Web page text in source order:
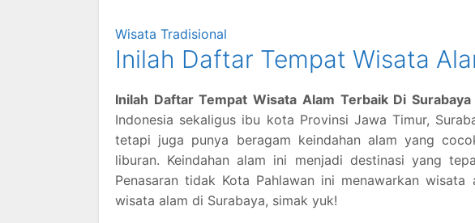
Wisata Tradisional
Inilah Daftar Tempat Wisata
Inilah Daftar Tempat Wisata Alam Terbaik Di Surabaya
Indonesia sekaligus ibu kota Provinsi Jawa Timur,
tetapi juga punya beragam keindahan alam yang
liburan. Keindahan alam ini menjadi destinasi yang
Penasaran tidak Kota Pahlawan ini menawarkan
wisata alam di Surabaya, simak yuk!